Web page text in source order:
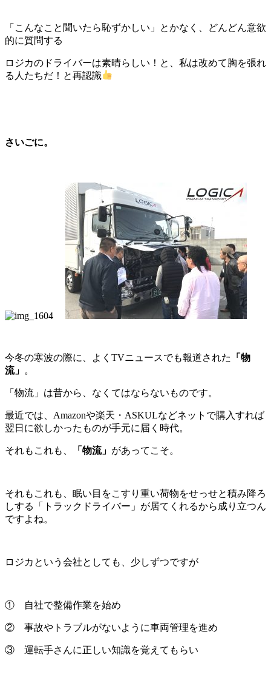
「こんなこと聞いたら恥ずかしい」とかなく、どんどん意欲
的に質問する
ロジカのドライバーは素晴らしい！と、私は改めて胸を張れ
る人たちだ！と再認識
さいごに。
今冬の寒波の際に、よくTVニュースでも報道された
「物
流」 。
「物流」は昔から、なくてはならないものです。
最近では、Amazonや楽天・ASKULなどネットで購入すれば
翌日に欲しかったものが手元に届く時代。
それもこれも、 「物流」 があってこそ。
それもこれも、眠い目をこすり重い荷物をせっせと積み降ろ
しする「トラックドライバー」が居てくれるから成り立つん
ですよね。
ロジカという会社としても、少しずつですが
① 自社で整備作業を始め
② 事故やトラブルがないように車両管理を進め
③ 運転手さんに正しい知識を覚えてもらい